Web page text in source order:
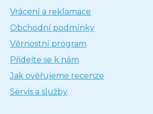
Vrácení a reklamace
Obchodní podmínky
Věrnostní program
Přidejte se k nám
Jak ověřujeme recenze
Servis a služby